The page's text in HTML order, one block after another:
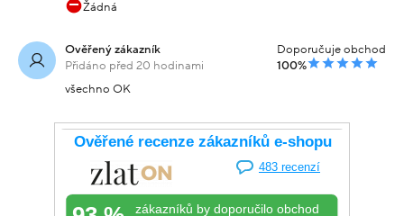
Žádná
Ověřený zákazník
Přidáno před 20 hodinami
Doporučuje obchod
100%
všechno OK